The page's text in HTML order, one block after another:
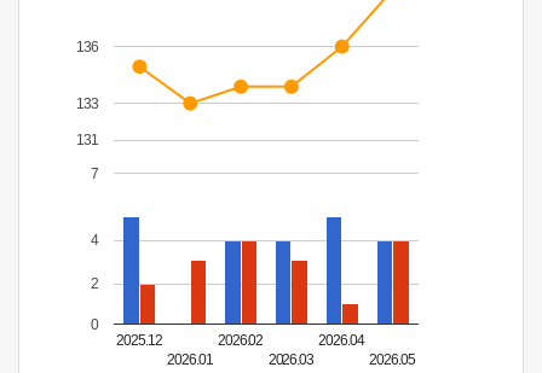
2025.12
2026.01
2026.02
2026.03
2026.04
2026.05
0
2
4
7
131
133
136